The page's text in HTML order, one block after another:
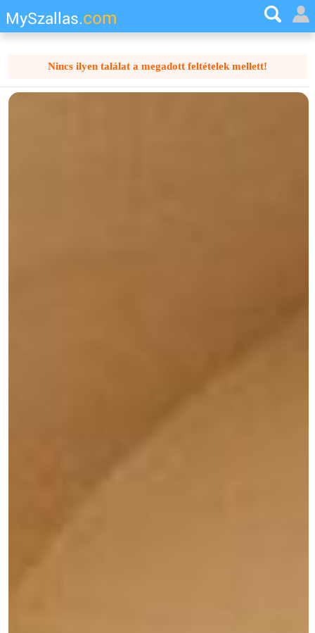
MySzallas.com
Nincs ilyen találat a megadott feltételek mellett!